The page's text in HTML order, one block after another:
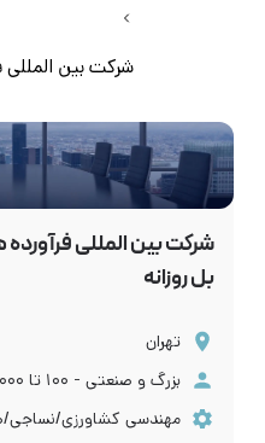
شرکت بین المللی
شرکت بین المللی
بل روزانه
تهران
بزرگ و صنعتی - ۱۰۰ تا ۱۰۰۰ نفر
مهندسی کشاورزی/نساجی/